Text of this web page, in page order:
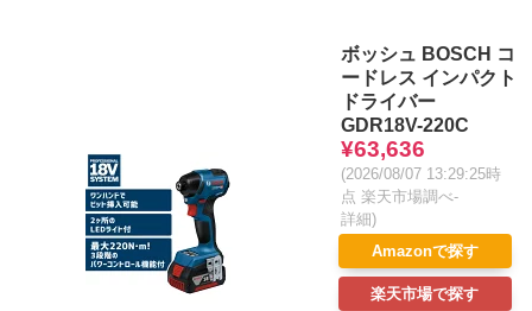
ボッシュ BOSCH コ
ードレス インパクト
ドライバー
GDR18V-220C
¥63,636
(2026/08/07 13:29:25時
点 楽天市場調べ-
詳細)
Amazonで探す
楽天市場で探す